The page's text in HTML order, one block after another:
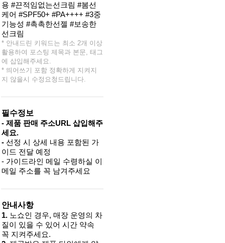
용 #끈적임없는선크림 #봄선
케어 #SPF50+ #PA++++ #3중
기능성 #촉촉한선젤 #보송한
선크림
* 안내드린 키워드는 최소 2개 이상
활용하여 포스팅 제목과 본문, 태그
에 삽입해주세요.
* 띄어쓰기 포함 정확하게 지켜지
지 않을시 수정요청드립니다.
필수정보
- 제품 판매 주소URL 삽입해주
세요.
- 선정 시 상세 내용 포함된 가
이드 전달 예정
- 가이드라인 메일 수령하실 이
메일 주소를 꼭 남겨주세요
안내사항
1. 노쇼인 경우, 매장 운영의 차
질이 있을 수 있어 시간 약속
꼭 지켜주세요.